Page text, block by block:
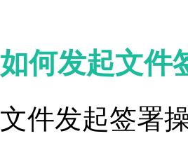
如何发起文件
文件发起签署